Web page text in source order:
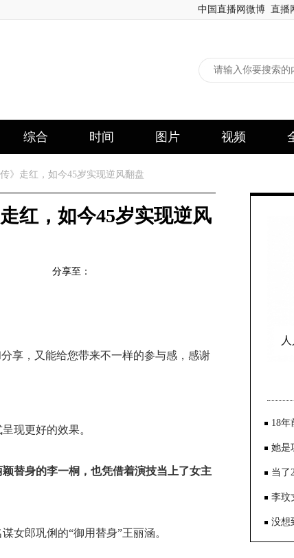
中国直播网微博 直播
综合 时间 图片 视频
》走红，如今45岁实现逆风翻盘
红，如今45岁实现逆风
分享至：
享，又能给您带来不一样的参与感，感谢
现更好的效果。
替身的李一桐，也凭借着演技当上了女主
女郎巩俐的“御用替身”王丽涵。
18
弃，
她是
45岁
当了
男，
李玟
质疑
没想